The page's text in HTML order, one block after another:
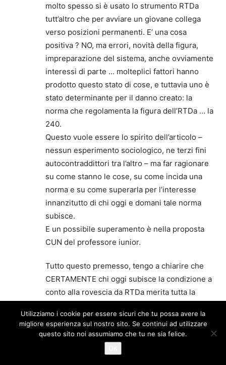
molto spesso si è usato lo strumento RTDa
tutt’altro che per avviare un giovane collega
verso posizioni permanenti. E’ una cosa
positiva ? NO, ma errori, novità della figura,
impreparazione del sistema, anche ovviamente
interessi di parte … molteplici fattori hanno
prodotto questo stato di cose, e tuttavia uno è
stato determinante per il danno creato: la
norma che regolamenta la figura dell’RTDa … la
240.
Questo vuole essere lo spirito dell’articolo –
nessun esperimento sociologico, ne terzi fini
autocontraddittori tra l’altro – ma far ragionare
su come stanno le cose, su come incida una
norma e su come superarla per l’interesse
innanzitutto di chi oggi e domani tale norma
subisce.
E un possibile superamento è nella proposta
CUN del professore iunior.
Tutto questo premesso, tengo a chiarire che
CERTAMENTE chi oggi subisce la condizione a
conto alla rovescia da RTDa merita tutta la
possa contare) solidarietà. Ma questi colleghi
oggi saranno aiutati solo da una vera iniezione
di risorse nel sistema e non certo dalla difesa
Utilizziamo i cookie per essere sicuri che tu possa avere la
migliore esperienza sul nostro sito. Se continui ad utilizzare
questo sito noi assumiamo che tu ne sia felice.